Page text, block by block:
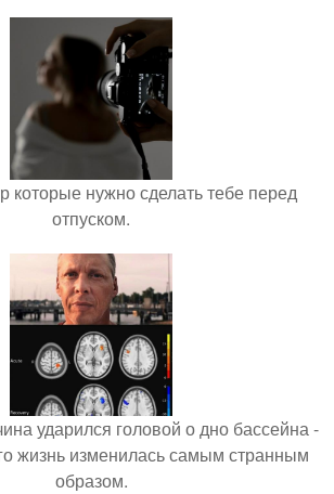
которые нужно сделать тебе перед
отпуском.
ударился головой о дно бассейна -
жизнь изменилась самым странным
образом.